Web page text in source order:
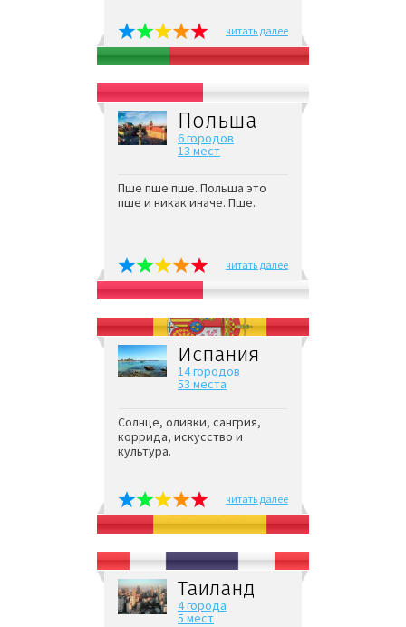
читать далее
Польша
6 городов
13 мест
Пше пше пше. Польша это
пше и никак иначе. Пше.
читать далее
Испания
14 городов
53 места
Солнце, оливки, сангрия,
коррида, искусство и
культура.
читать далее
Таиланд
4 города
5 мест